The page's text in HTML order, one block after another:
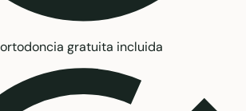
gratuita incluida